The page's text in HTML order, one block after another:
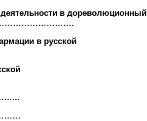
в дореволюционный
………………………….
в русской